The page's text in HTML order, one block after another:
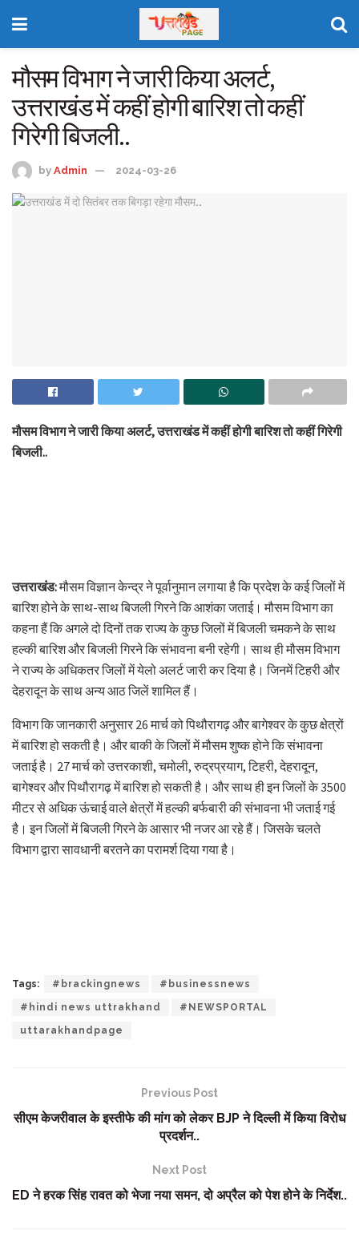
मौसम विभाग ने जारी किया अलर्ट,
उत्तराखंड में कहीं होगी बारिश तो कहीं
गिरेगी बिजली..
by Admin 2024-03-26
मौसम विभाग ने जारी किया अलर्ट, उत्तराखंड में कहीं होगी बारिश तो कहीं गिरेगी
बिजली..
उत्तराखंड:मौसम विज्ञान केन्द्र ने पूर्वानुमान लगाया है कि प्रदेश के कई जिलों में
बारिश होने के साथ-साथ बिजली गिरने कि आशंका जताई। मौसम विभाग का
कहना हैं कि अगले दो दिनों तक राज्य के कुछ जिलों में बिजली चमकने के साथ
हल्की बारिश और बिजली गिरने कि संभावना बनी रहेगी। साथ ही मौसम विभाग
ने राज्य के अधिकतर जिलों में येलो अलर्ट जारी कर दिया है। जिनमें टिहरी और
देहरादून के साथ अन्य आठ जिलें शामिल हैं।
विभाग कि जानकारी अनुसार 26 मार्च को पिथौरागढ़ और बागेश्वर के कुछ क्षेत्रों
में बारिश हो सकती है। और बाकी के जिलों में मौसम शुष्क होने कि संभावना
जताई है। 27 मार्च को उत्तरकाशी, चमोली, रुद्रप्रयाग, टिहरी, देहरादून,
बागेश्वर और पिथौरागढ़ में बारिश हो सकती है। और साथ ही इन जिलों के 3500
मीटर से अधिक ऊंचाई वाले क्षेत्रों में हल्की बर्फबारी की संभावना भी जताई गई
है। इन जिलों में बिजली गिरने के आसार भी नजर आ रहे हैं। जिसके चलते
विभाग द्वारा सावधानी बरतने का परामर्श दिया गया है।
Tags: #brackingnews #businessnews
#hindi news uttrakhand #NEWSPORTAL
uttarakhandpage
Previous Post
सीएम केजरीवाल के इस्तीफे की मांग को लेकर BJP ने दिल्ली में किया विरोध
प्रदर्शन..
Next Post
ED ने हरक सिंह रावत को भेजा नया समन, दो अप्रैल को पेश होने के निर्देश..